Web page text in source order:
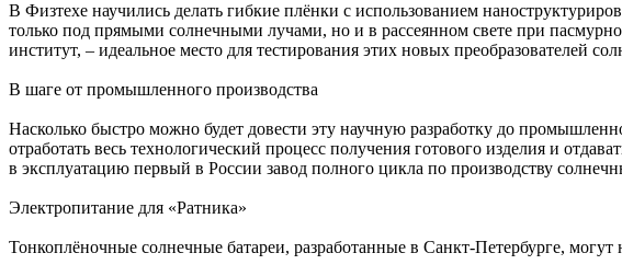
В Физтехе научились делать гибкие плёнки с использованием
только под прямыми солнечными лучами, но и в рассеянном свете при
институт, – идеальное место для тестирования этих новых преобразователей
В шаге от промышленного производства
Насколько быстро можно будет довести эту научную разработку до
отработать весь технологический процесс получения готового изделия и
в эксплуатацию первый в России завод полного цикла по производству
Электропитание для «Ратника»
Тонкоплёночные солнечные батареи, разработанные в Санкт-Петербурге,